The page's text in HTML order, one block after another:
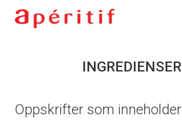
INGREDIENSER
Oppskrifter som inneholder